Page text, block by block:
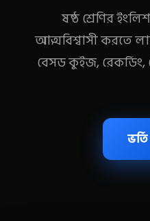
ষষ্ঠ শ্রেণির
আত্মবিশ্বাসী করতে
বেসড কুইজ, রেকর্ডিং,